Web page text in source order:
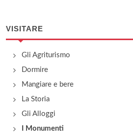
VISITARE
Gli Agriturismo
Dormire
Mangiare e bere
La Storia
Gli Alloggi
I Monumenti